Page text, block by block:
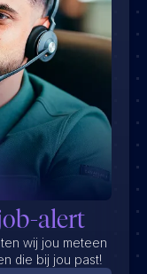
alert
wij jou meteen
die bij jou past!